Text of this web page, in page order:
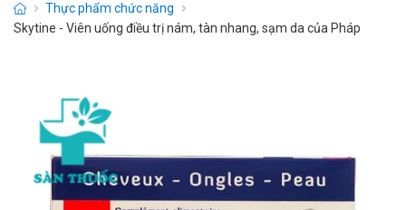
Thực phẩm chức năng
Skytine - Viên uống điều trị nám, tàn nhang, sạm da của Pháp